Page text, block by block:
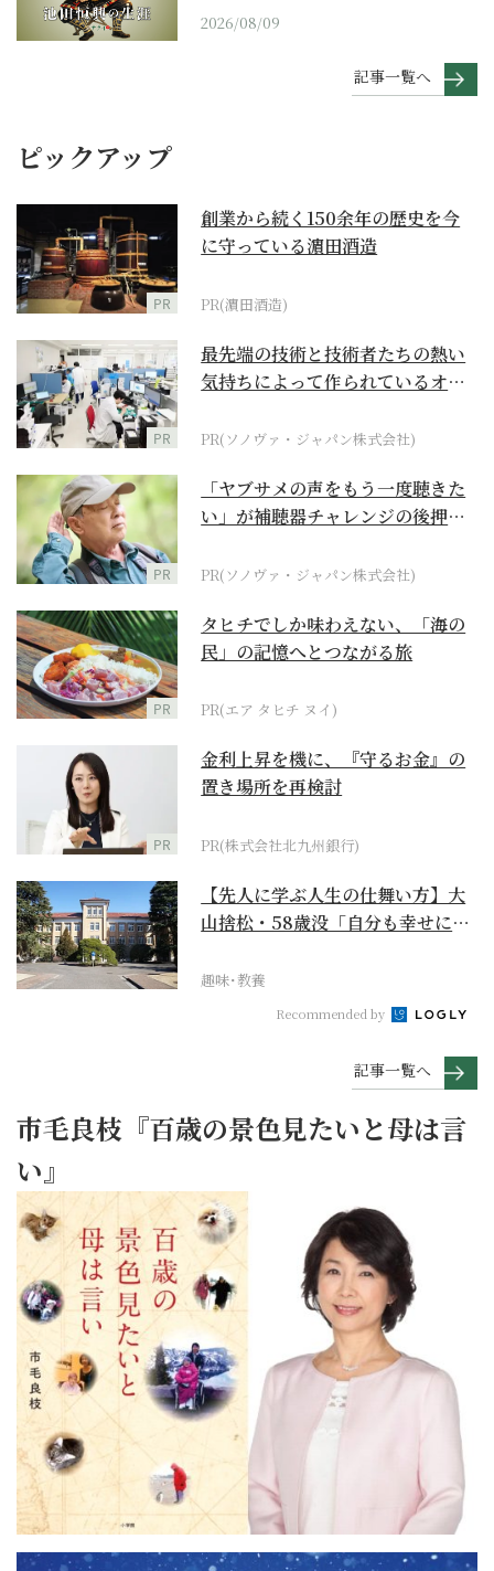
2026/08/09
記事一覧へ
ピックアップ
PR
創業から続く150余年の歴史を今
に守っている濵田酒造
PR(濵田酒造)
PR
最先端の技術と技術者たちの熱い
気持ちによって作られているオー
PR(ソノヴァ・ジャパン株式会社)
PR
「ヤブサメの声をもう一度聴きた
い」が補聴器チャレンジの後押し
PR(ソノヴァ・ジャパン株式会社)
PR
タヒチでしか味わえない、「海の
民」の記憶へとつながる旅
PR(エア タヒチ ヌイ)
PR
金利上昇を機に、『守るお金』の
置き場所を再検討
PR(株式会社北九州銀行)
【先人に学ぶ人生の仕舞い方】大
山捨松・58歳没「自分も幸せにな
趣味･教養
Recommended by
記事一覧へ
市毛良枝『百歳の景色見たいと母は言
い』